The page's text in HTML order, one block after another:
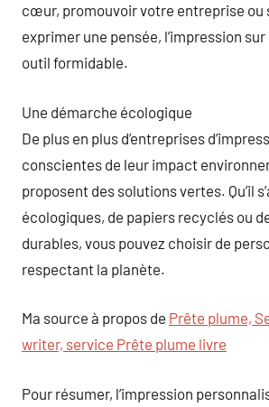
cœur, promouvoir votre entreprise ou
exprimer une pensée, l’impression
outil formidable.
Une démarche écologique
De plus en plus d’entreprises
conscientes de leur impact
proposent des solutions vertes. Qu’il
écologiques, de papiers recyclés ou
durables, vous pouvez choisir de
respectant la planète.
Ma source à propos de Prête plume,
writer, service Prête plume livre
Pour résumer, l’impression